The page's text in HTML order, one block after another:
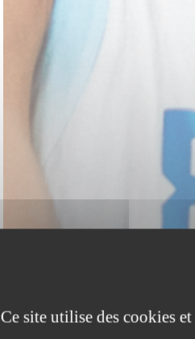
Ce site utilise des cookies